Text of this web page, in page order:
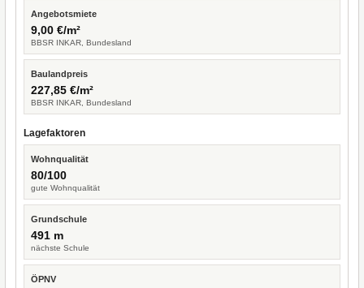
Angebotsmiete
9,00 €/m²
BBSR INKAR, Bundesland
Baulandpreis
227,85 €/m²
BBSR INKAR, Bundesland
Lagefaktoren
Wohnqualität
80/100
gute Wohnqualität
Grundschule
491 m
nächste Schule
ÖPNV